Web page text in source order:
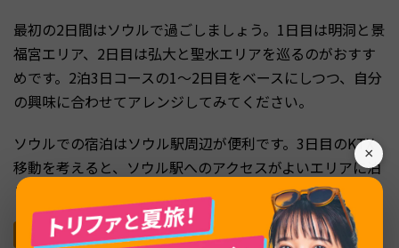
×
最初の2日間はソウルで過ごしましょう。1日目は明洞と景
福宮エリア、2日目は弘大と聖水エリアを巡るのがおすす
めです。2泊3日コースの1〜2日目をベースにしつつ、自分
の興味に合わせてアレンジしてみてください。
ソウルでの宿泊はソウル駅周辺が便利です。3日目のKTX
移動を考えると、ソウル駅へのアクセスがよいエリアに泊
まっておくとスムーズに出発できます。
3日目：KTXで釜山へ移動・海雲台エリア